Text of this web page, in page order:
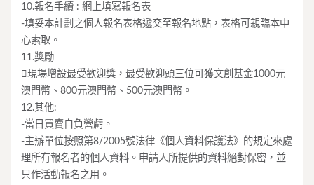
10.報名手續 : 網上填寫報名表
-填妥本計劃之個人報名表格遞交至報名地點，表格可親臨本中
心索取。
11.獎勵
現場增設最受歡迎獎，最受歡迎頭三位可獲文創基金1000元
澳門幣、800元澳門幣、500元澳門幣。
12.其他:
-當日買賣自負營虧。
-主辦單位按照第8/2005號法律《個人資料保護法》的規定來處
理所有報名者的個人資料。申請人所提供的資料絕對保密，並
只作活動報名之用。